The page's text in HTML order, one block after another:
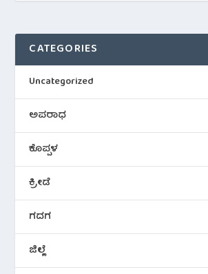
CATEGORIES
Uncategorized
ಅಪರಾಧ
ಕೊಪ್ಪಳ
ಕ್ರೀಡೆ
ಗದಗ
ಜಿಲ್ಲೆ